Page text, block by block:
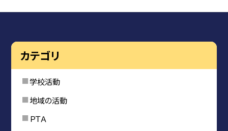
カテゴリ
学校活動
地域の活動
ＰＴＡ